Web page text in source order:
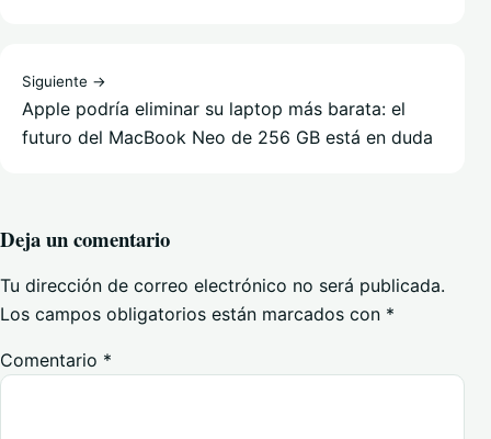
Siguiente →
Apple podría eliminar su laptop más barata: el
futuro del MacBook Neo de 256 GB está en duda
Deja un comentario
Tu dirección de correo electrónico no será publicada.
Los campos obligatorios están marcados con *
Comentario *